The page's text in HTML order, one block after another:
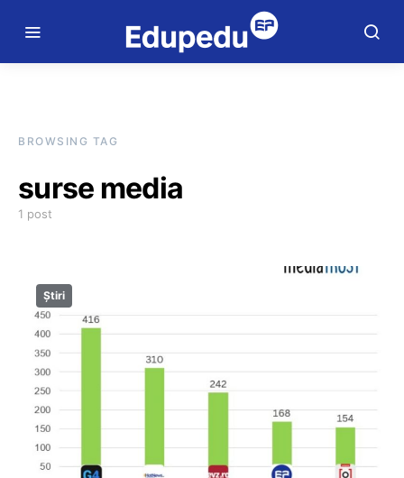
BROWSING TAG
surse media
1 post
Știri